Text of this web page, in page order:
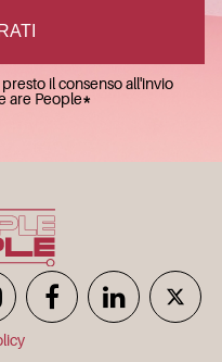
il consenso all'invio
are People*